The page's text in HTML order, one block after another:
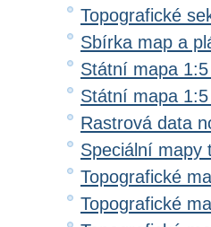
Topografické
Sbírka map a
Státní mapa
Státní mapa
Rastrová data
Speciální mapy
Topografické
Topografické